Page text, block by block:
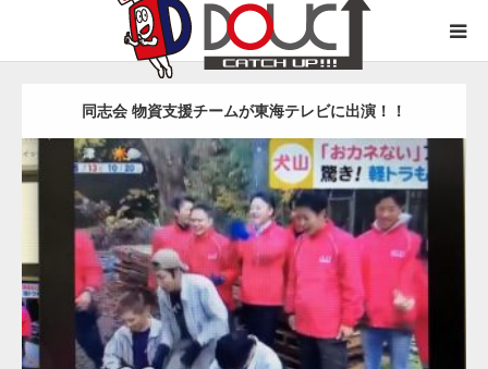
同志会 物資支援チームが東海テレビに出演！！
更新日2020.01.4
カテゴリー日本モンキーセンターにキャッ！！
詳しくはこちら
仲間になるには
お知らせ
メンバー紹介
お申込み・お問い合わせ